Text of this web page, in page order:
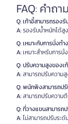
FAQ: คำถ
Q: เก้าอี้สามารถรอง
A:รองรับน้ำหนักได้สู
Q: เหมาะกับการนั่งท
A:เหมาะสำหรับการ
Q: ปรับความสูงของเ
A:สามารถปรับความ
Q: พนักพิงสามารถปรั
A:สามารถปรับความ
Q: ที่วางแขนสามารถ
A:ไม่สามารถปรับระ